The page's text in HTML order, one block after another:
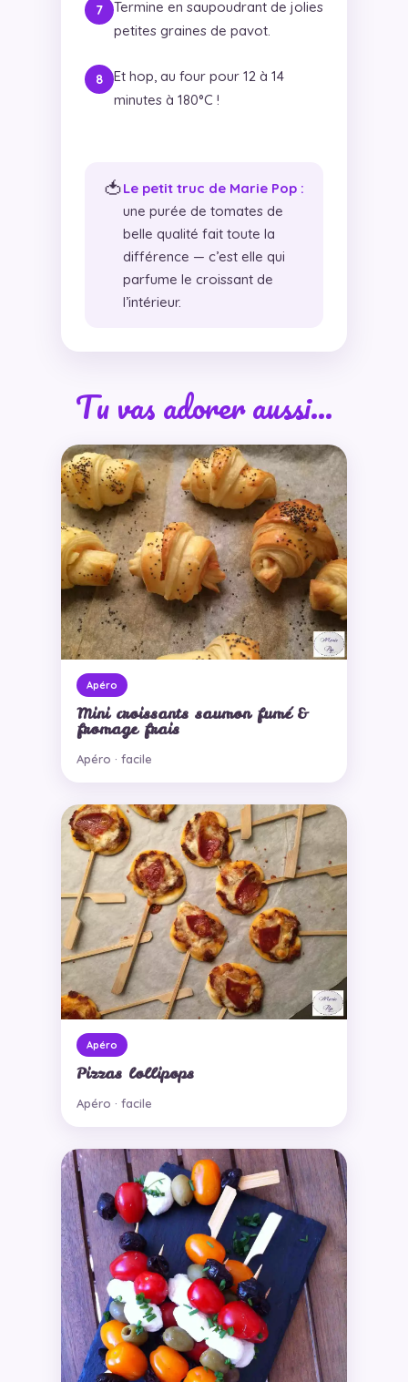
Termine en saupoudrant de jolies
petites graines de pavot.
Et hop, au four pour 12 à 14
minutes à 180°C !
🍅Le petit truc de Marie Pop :
une purée de tomates de
belle qualité fait toute la
différence — c’est elle qui
parfume le croissant de
l’intérieur.
Tu vas adorer aussi…
Apéro
Mini croissants saumon fumé &
fromage frais
Apéro · facile
Apéro
Pizzas lollipops
Apéro · facile